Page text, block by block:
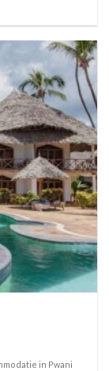
in Pwani